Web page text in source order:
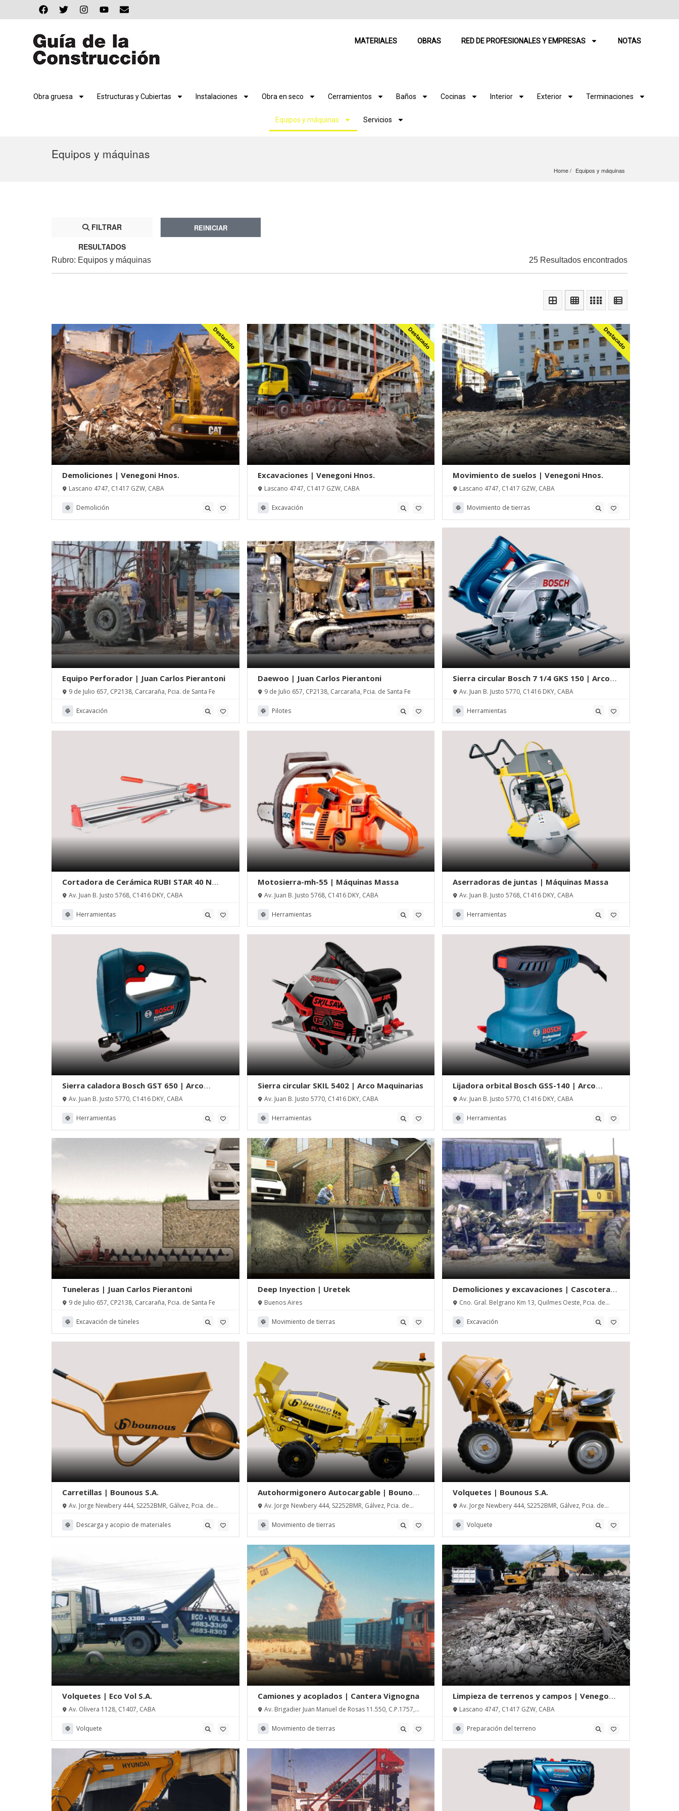
MATERIALES OBRAS RED DE PROFESIONALES Y EMPRESAS NOTAS
Obra gruesa Estructuras y Cubiertas Instalaciones Obra en seco Cerramientos Baños Cocinas Interior Exterior Terminaciones
Equipos y máquinas Servicios
Equipos y máquinas
Home Equipos y máquinas
FILTRAR
RESULTADOS
REINICIAR
Rubro: Equipos y máquinas 25 Resultados encontrados
Destacado
Demoliciones | Venegoni Hnos.
Lascano 4747, C1417 GZW, CABA
Demolición
Destacado
Excavaciones | Venegoni Hnos.
Lascano 4747, C1417 GZW, CABA
Excavación
Destacado
Movimiento de suelos | Venegoni Hnos.
Lascano 4747, C1417 GZW, CABA
Movimiento de tierras
Equipo Perforador | Juan Carlos Pierantoni
9 de Julio 657, CP2138, Carcaraña, Pcia. de Santa Fe
Excavación
Daewoo | Juan Carlos Pierantoni
9 de Julio 657, CP2138, Carcaraña, Pcia. de Santa Fe
Pilotes
Sierra circular Bosch 7 1/4 GKS 150 | Arco
Maquinarias
Av. Juan B. Justo 5770, C1416 DKY, CABA
Herramientas
Cortadora de Cerámica RUBI STAR 40 N
PLUS | Máquinas Massa
Av. Juan B. Justo 5768, C1416 DKY, CABA
Herramientas
Motosierra-mh-55 | Máquinas Massa
Av. Juan B. Justo 5768, C1416 DKY, CABA
Herramientas
Aserradoras de juntas | Máquinas Massa
Av. Juan B. Justo 5768, C1416 DKY, CABA
Herramientas
Sierra caladora Bosch GST 650 | Arco
Maquinarias
Av. Juan B. Justo 5770, C1416 DKY, CABA
Herramientas
Sierra circular SKIL 5402 | Arco Maquinarias
Av. Juan B. Justo 5770, C1416 DKY, CABA
Herramientas
Lijadora orbital Bosch GSS-140 | Arco
Maquinarias
Av. Juan B. Justo 5770, C1416 DKY, CABA
Herramientas
Tuneleras | Juan Carlos Pierantoni
9 de Julio 657, CP2138, Carcaraña, Pcia. de Santa Fe
Excavación de túneles
Deep Inyection | Uretek
Buenos Aires
Movimiento de tierras
Demoliciones y excavaciones | Cascotera
Quilmes S.A.
Cno. Gral. Belgrano Km 13, Quilmes Oeste, Pcia. de
Excavación
Carretillas | Bounous S.A.
Av. Jorge Newbery 444, S2252BMR, Gálvez, Pcia. de
Descarga y acopio de materiales
Autohormigonero Autocargable | Bounous
S.A.Av. Jorge Newbery 444, S2252BMR, Gálvez, Pcia. de
Movimiento de tierras
Volquetes | Bounous S.A.
Av. Jorge Newbery 444, S2252BMR, Gálvez, Pcia. de
Volquete
Volquetes | Eco Vol S.A.
Av. Olivera 1128, C1407, CABA
Volquete
Camiones y acoplados | Cantera Vignogna
Av. Brigadier Juan Manuel de Rosas 11.550, C.P.1757,
Movimiento de tierras
Limpieza de terrenos y campos | Venegoni
Hnos.
Lascano 4747, C1417 GZW, CABA
Preparación del terreno